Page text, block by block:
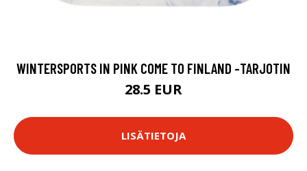
WINTERSPORTS IN PINK COME TO FINLAND -TARJOTIN
28.5 EUR
LISÄTIETOJA